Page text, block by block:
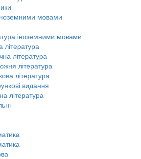
мовами
іноземними мовами
література
література
література
література
видання
література